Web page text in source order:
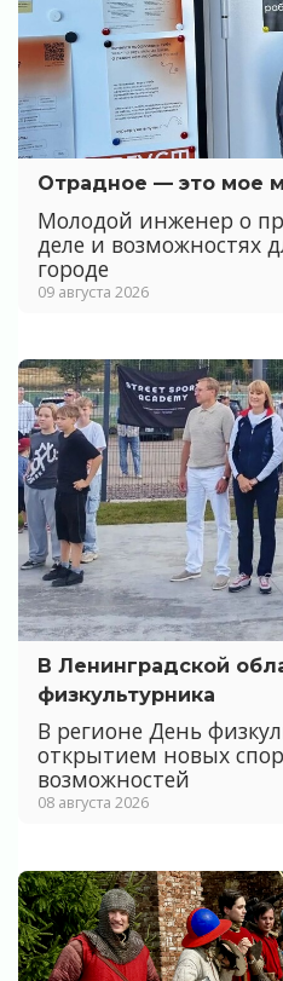
Отрадное — это мое
Молодой инженер о
деле и возможностях
городе
09 августа 2026
В Ленинградской
физкультурника
В регионе День
открытием новых
возможностей
08 августа 2026